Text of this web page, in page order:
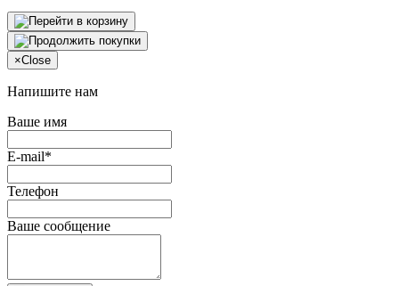
×Close
Напишите нам
Ваше имя
E-mail*
Телефон
Ваше сообщение